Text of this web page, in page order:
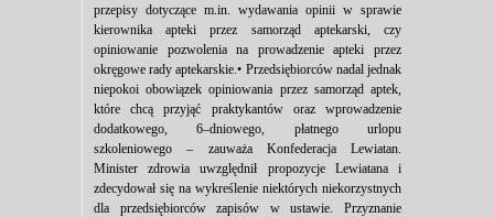
przepisy dotyczące m.in. wydawania opinii w sprawie
kierownika apteki przez samorząd aptekarski, czy
opiniowanie pozwolenia na prowadzenie apteki przez
okręgowe rady aptekarskie.• Przedsiębiorców nadal jednak
niepokoi obowiązek opiniowania przez samorząd aptek,
które chcą przyjąć praktykantów oraz wprowadzenie
dodatkowego, 6–dniowego, płatnego urlopu
szkoleniowego – zauważa Konfederacja Lewiatan.
Minister zdrowia uwzględnił propozycje Lewiatana i
zdecydował się na wykreślenie niektórych niekorzystnych
dla przedsiębiorców zapisów w ustawie. Przyznanie